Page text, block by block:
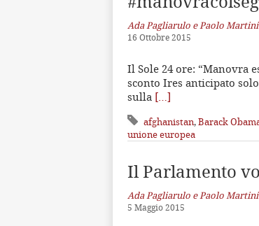
Ada Pagliarulo e Paolo Martini
16 Ottobre 2015
Il Sole 24 ore: “Manovra
sconto Ires anticipato
sulla […]
afghanistan,Barack
unione europea
Il Parlamento
Ada Pagliarulo e Paolo Martini
5 Maggio 2015